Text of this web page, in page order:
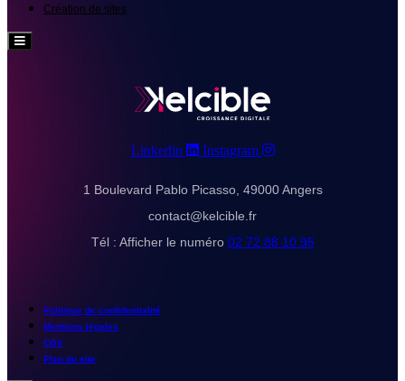
Création de sites
Hamburger
Toggle
Linkedin Instagram
1 Boulevard Pablo Picasso, 49000 Angers
contact@kelcible.fr
Tél : Afficher le numéro 02 72 88 10 95
Politique de confidentialité
Mentions légales
CGV
Plan du site